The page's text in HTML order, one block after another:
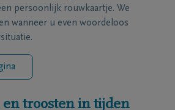
persoonlijk rouwkaartje. We
wanneer u even woordeloos
troosten in tijden